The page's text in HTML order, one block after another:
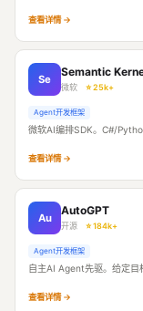
查看详情 →
Se
Semantic
微软 ⭐ 25k+
Agent开发框架
微软AI编排SDK。C#/
查看详情 →
Au
AutoGPT
开源 ⭐ 184k+
Agent开发框架
自主AI Agent先驱。给定
查看详情 →